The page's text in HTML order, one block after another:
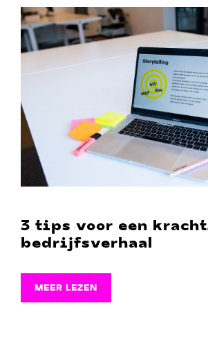
3 tips voor een
bedrijfsverhaal
MEER LEZEN